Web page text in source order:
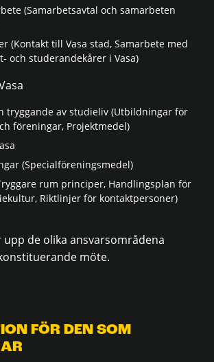
(Samarbetsavtal och samarbeten
(Kontakt till Vasa stad, Samarbete med
och studerandekårer i Vasa)
tryggande av studieliv (Utbildningar för
föreningar, Projektmedel)
(Specialföreningsmedel)
rum principer, Handlingsplan för
Riktlinjer för kontaktpersoner)
upp de olika ansvarsområdena
möte.
FÖR DEN SOM